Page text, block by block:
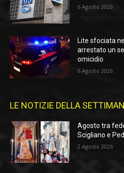
6 Agosto 2026
Lite sfociata
arrestato un
omicidio
6 Agosto 2026
LE NOTIZIE DELLA
Agosto tra
Scigliano e
2 Agosto 2026